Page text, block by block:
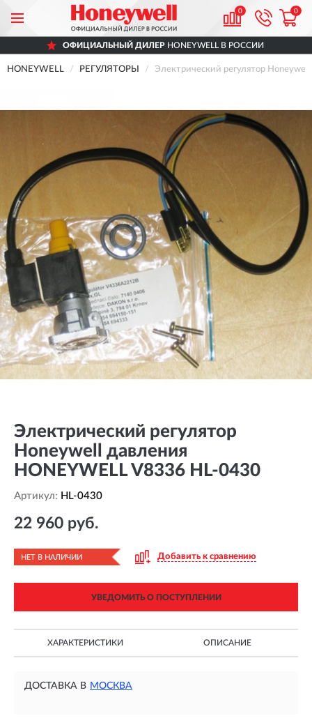
0 0
ОФИЦИАЛЬНЫЙ ДИЛЕР HONEYWELL В РОССИИ
HONEYWELL РЕГУЛЯТОРЫ Электрический регулятор
Электрический регулятор
Honeywell давления
HONEYWELL V8336 HL-0430
Артикул: HL-0430
22 960 руб.
НЕТ В НАЛИЧИИ Добавить к сравнению
УВЕДОМИТЬ О ПОСТУПЛЕНИИ
ХАРАКТЕРИСТИКИ ОПИСАНИЕ
ДОСТАВКА В МОСКВА